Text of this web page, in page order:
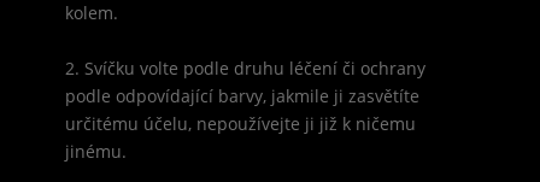
kolem.
2. Svíčku volte podle druhu léčení či ochrany
podle odpovídající barvy, jakmile ji zasvětíte
určitému účelu, nepoužívejte ji již k ničemu
jinému.